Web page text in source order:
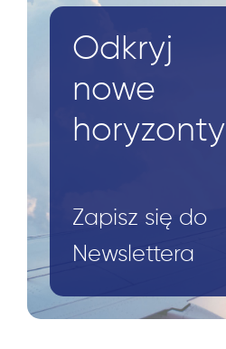
Odkryj
nowe
horyzonty
Zapisz się do
Newslettera